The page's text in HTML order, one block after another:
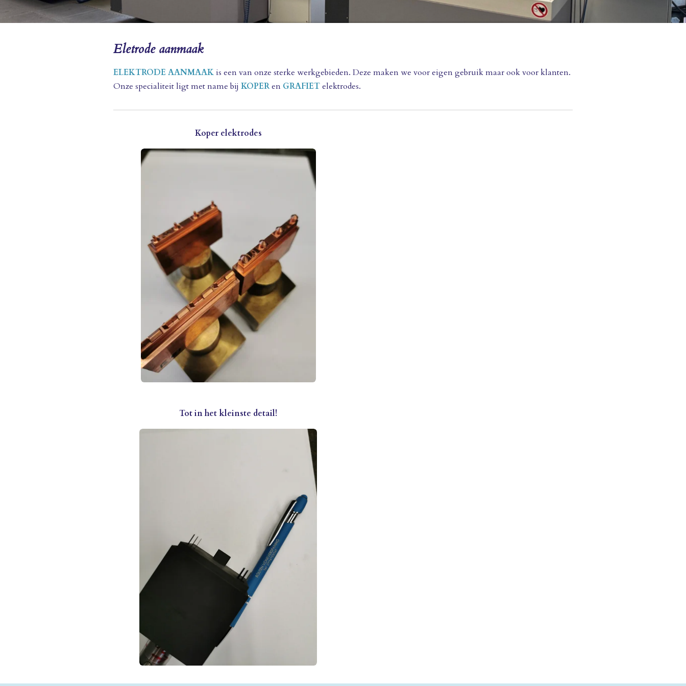
Eletrode aanmaak
ELEKTRODE AANMAAKis een van onze sterke werkgebieden. Deze maken we voor eigen gebruik maar ook voor klanten.
Onze specialiteit ligt met name bij KOPERen GRAFIETelektrodes.
Koper elektrodes
Tot in het kleinste detail!